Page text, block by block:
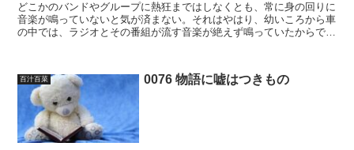
どこかのバンドやグループに熱狂まではしなくとも、常に身の回りに
音楽が鳴っていないと気が済まない。それはやはり、幼いころから車
の中では、ラジオとその番組が流す音楽が絶えず鳴っていたからであ
百汁百菜 0076 物語に嘘はつきもの